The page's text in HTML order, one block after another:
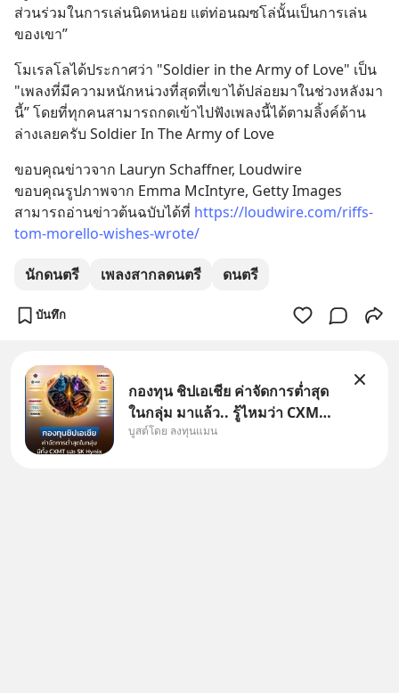
ส่วนร่วมในการเล่นนิดหน่อย แต่ท่อนฌซโล่นั้นเป็นการเล่น
ของเขา”
โมเรลโลได้ประกาศว่า "Soldier in the Army of Love" เป็น
"เพลงที่มีความหนักหน่วงที่สุดที่เขาได้ปล่อยมาในช่วงหลังมา
นี้” โดยที่ทุกคนสามารถกดเข้าไปฟังเพลงนี้ได้ตามลิ้งค์ด้าน
ล่างเลยครับ Soldier In The Army of Love
ขอบคุณข่าวจาก Lauryn Schaffner, Loudwire
ขอบคุณรูปภาพจาก Emma McIntyre, Getty Images
สามารถอ่านข่าวต้นฉบับได้ที่ https://loudwire.com/riffs-
tom-morello-wishes-wrote/
นักดนตรี เพลงสากลดนตรี ดนตรี
บันทึก
กองทุน ชิปเอเชีย ค่าจัดการต่ำสุด
ในกลุ่ม มาแล้ว.. รู้ไหมว่า CXMT
อยู่ดี ๆ ขึ้นมาเป็นบริษัทอันดับ 1 ใน
บูสต์โดย ลงทุนแมน